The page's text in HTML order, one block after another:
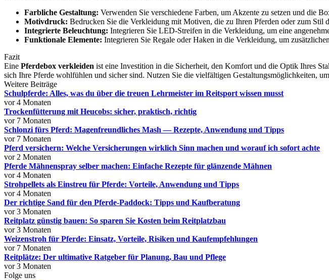
Farbliche Gestaltung: Verwenden Sie verschiedene Farben, um Akzente zu setzen und die
Motivdruck: Bedrucken Sie die Verkleidung mit Motiven, die zu Ihren Pferden oder zum Stil
Integrierte Beleuchtung: Integrieren Sie LED-Streifen in die Verkleidung, um eine
Funktionale Elemente: Integrieren Sie Regale oder Haken in die Verkleidung, um
Fazit
Eine Pferdebox verkleiden ist eine Investition in die Sicherheit, den Komfort und die Optik Ihres
sich Ihre Pferde wohlfühlen und sicher sind. Nutzen Sie die vielfältigen Gestaltungsmöglichkeiten,
Weitere Beiträge
Schulpferde: Alles, was du über die treuen Lehrmeister im Reitsport wissen musst
vor 4 Monaten
Trockenfütterung mit Heucobs: sicher, praktisch, richtig
vor 7 Monaten
Schlonzi fürs Pferd: Magenfreundliches Mash — Rezepte, Anwendung und Tipps
vor 7 Monaten
Pferd versichern: Welche Versicherungen wirklich Sinn machen und worauf ich sofort achte
vor 2 Monaten
Pferde Mähnenspray selber machen: Einfache Rezepte für glänzende Mähnen
vor 4 Monaten
Strohpellets als Einstreu für Pferde: Vorteile, Anwendung und Tipps
vor 4 Monaten
Der richtige Sand für den Pferde-Paddock: Tipps und Kaufberatung
vor 3 Monaten
Reitplatz günstig bauen: So sparen Sie Kosten beim Reitplatzbau
vor 3 Monaten
Weizenstroh für Pferde: Einsatz, Vorteile, Risiken und Kaufempfehlungen
vor 7 Monaten
Reitplätze: Der ultimative Ratgeber für Planung, Bau und Pflege
vor 3 Monaten
Folge uns